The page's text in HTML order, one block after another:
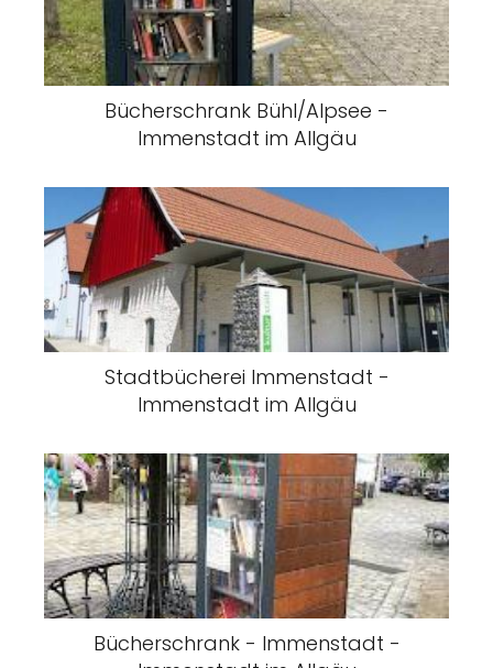
Bücherschrank Bühl/Alpsee -
Immenstadt im Allgäu
Stadtbücherei Immenstadt -
Immenstadt im Allgäu
Bücherschrank - Immenstadt -